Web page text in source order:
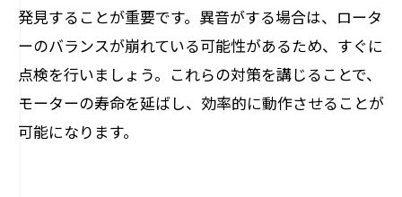
発見することが重要です。異音がする場合は、ロータ
ーのバランスが崩れている可能性があるため、すぐに
点検を行いましょう。これらの対策を講じることで、
モーターの寿命を延ばし、効率的に動作させることが
可能になります。